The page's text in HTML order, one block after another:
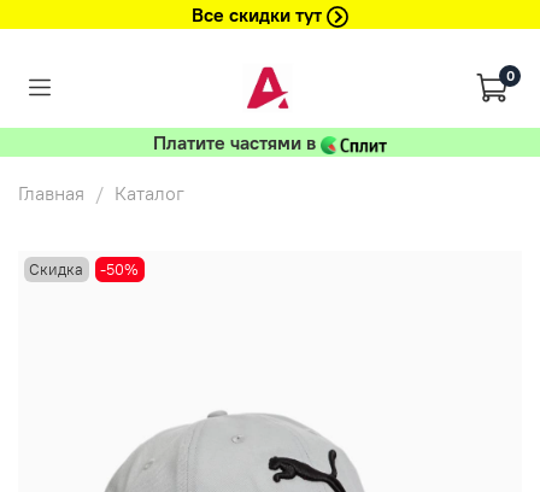
Все скидки тут
0
Платите частями в
Главная Каталог
Скидка -50%